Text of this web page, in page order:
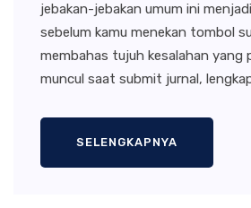
jebakan-jebakan umum ini
sebelum kamu menekan tombol
membahas tujuh kesalahan yang
muncul saat submit jurnal,
SELENGKAPNYA